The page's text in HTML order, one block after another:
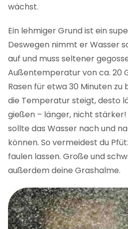
wächst.
Ein lehmiger Grund ist ein
Deswegen nimmt er Wasser
auf und muss seltener
Außentemperatur von ca. 20
Rasen für etwa 30 Minuten zu
die Temperatur steigt, desto
gießen – länger, nicht stärker!
sollte das Wasser nach und
können. So vermeidest du
faulen lassen. Große und
außerdem deine Grashalme.